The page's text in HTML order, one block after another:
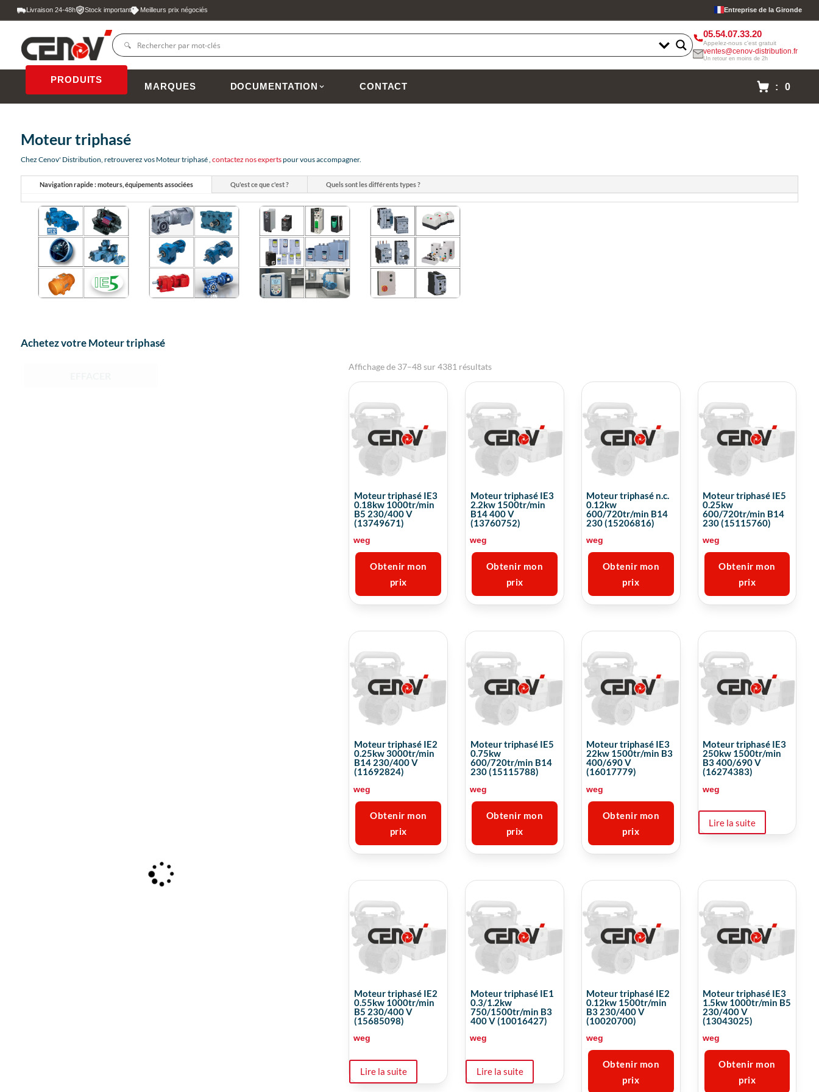
Livraison 24-48h Stock important Meilleurs prix négociés Entreprise de la Gironde
05.54.07.33.20
Appelez-nous c'est gratuit
ventes@cenov-distribution.fr
Un retour en moins de 2h
PRODUITS
MARQUES DOCUMENTATION CONTACT : 0
Moteur triphasé
Chez Cenov' Distribution, retrouverez vos Moteur triphasé , contactez nos expertspour vous accompagner.
Navigation rapide : moteurs, équipements associées Qu'est ce que c'est ? Quels sont les différents types ?


Achetez votre Moteur triphasé
Affichage de 37–48 sur 4381 résultats
Moteur triphasé IE3
0.18kw 1000tr/min
B5 230/400 V
(13749671)
weg
Obtenir mon
prix
Moteur triphasé IE3
2.2kw 1500tr/min
B14 400 V
(13760752)
weg
Obtenir mon
prix
Moteur triphasé n.c.
0.12kw
600/720tr/min B14
230 (15206816)
weg
Obtenir mon
prix
Moteur triphasé IE5
0.25kw
600/720tr/min B14
230 (15115760)
weg
Obtenir mon
prix
Moteur triphasé IE2
0.25kw 3000tr/min
B14 230/400 V
(11692824)
weg
Obtenir mon
prix
Moteur triphasé IE5
0.75kw
600/720tr/min B14
230 (15115788)
weg
Obtenir mon
prix
Moteur triphasé IE3
22kw 1500tr/min B3
400/690 V
(16017779)
weg
Obtenir mon
prix
Moteur triphasé IE3
250kw 1500tr/min
B3 400/690 V
(16274383)
weg
Lire la suite
Moteur triphasé IE2
0.55kw 1000tr/min
B5 230/400 V
(15685098)
weg
Lire la suite
Moteur triphasé IE1
0.3/1.2kw
750/1500tr/min B3
400 V (10016427)
weg
Lire la suite
Moteur triphasé IE2
0.12kw 1500tr/min
B3 230/400 V
(10020700)
weg
Obtenir mon
prix
Moteur triphasé IE3
1.5kw 1000tr/min B5
230/400 V
(13043025)
weg
Obtenir mon
prix